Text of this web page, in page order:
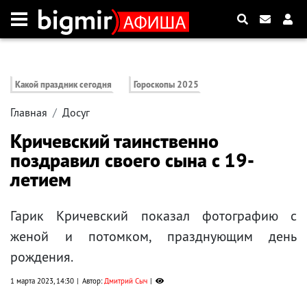
Какой праздник сегодня Гороскопы 2025
Главная Досуг
Кричевский таинственно
поздравил своего сына с 19-
летием
Гарик Кричевский показал фотографию с
женой и потомком, празднующим день
рождения.
1 марта 2023, 14:30 Автор:Дмитрий Сыч